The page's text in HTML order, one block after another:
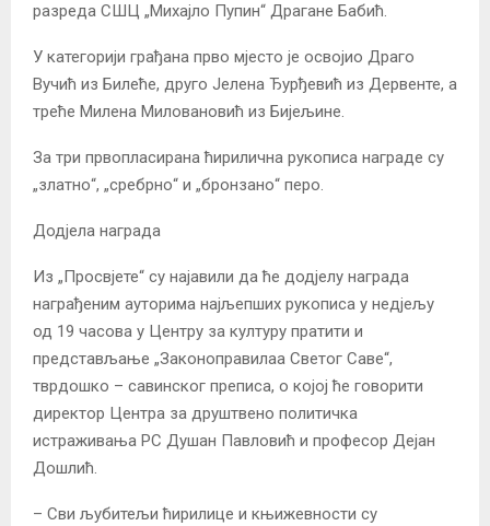
разреда СШЦ „Михајло Пупин“ Драгане Бабић.
У категорији грађана прво мјесто је освојио Драго
Вучић из Билеће, друго Јелена Ђурђевић из Дервенте, а
треће Милена Миловановић из Бијељине.
За три првопласирана ћирилична рукописа награде су
„златно“, „сребрно“ и „бронзано“ перо.
Додјела награда
Из „Просвјете“ су најавили да ће додјелу награда
награђеним ауторима најљепших рукописа у недјељу
од 19 часова у Центру за културу пратити и
представљање „Законоправилаа Светог Саве“,
тврдошко – савинског преписа, о којој ће говорити
директор Центра за друштвено политичка
истраживања РС Душан Павловић и професор Дејан
Дошлић.
– Сви љубитељи ћирилице и књижевности су